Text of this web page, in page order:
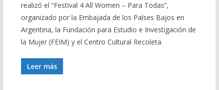
realizó el “Festival 4 All Women – Para Todas”,
organizado por la Embajada de los Países Bajos en
Argentina, la Fundación para Estudio e Investigación de
la Mujer (FEIM) y el Centro Cultural Recoleta.
Leer más